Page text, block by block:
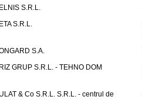
S.R.L.
S.R.L.
S.A.
GRUP S.R.L. - TEHNO DOM
& Co S.R.L. S.R.L. - centrul de